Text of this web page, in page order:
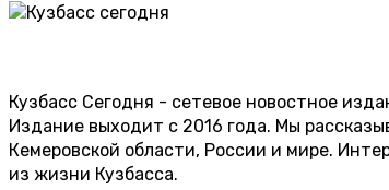
Кузбасс Сегодня - сетевое новостное
Издание выходит с 2016 года. Мы
Кемеровской области, России и мире.
из жизни Кузбасса.